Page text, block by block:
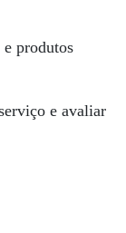
produtos
e avaliar